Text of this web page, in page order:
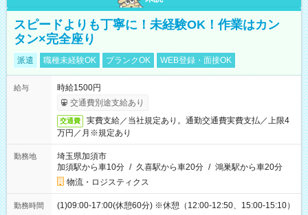
スピードよりも丁寧に！未経験OK！作業はカン
タン×完全座り
派遣 職種未経験OK ブランクOK WEB登録・面接OK
給与
時給1500円
交通費別途支給あり
交通費
実費支給／当社規定あり。通勤交通費実費支払／上限4
万円／月※規定あり
勤務地
埼玉県加須市
加須駅から車10分 / 久喜駅から車20分 / 鴻巣駅から車20分
物流・ロジスティクス
勤務時間 (1)09:00-17:00(休憩60分) ※休憩（12:00-12:50、15:00-15:10）